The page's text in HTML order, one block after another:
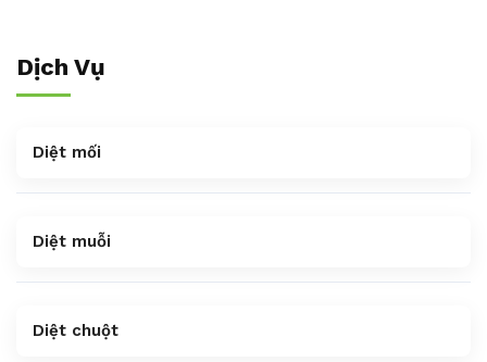
Dịch Vụ
Diệt mối
Diệt muỗi
Diệt chuột